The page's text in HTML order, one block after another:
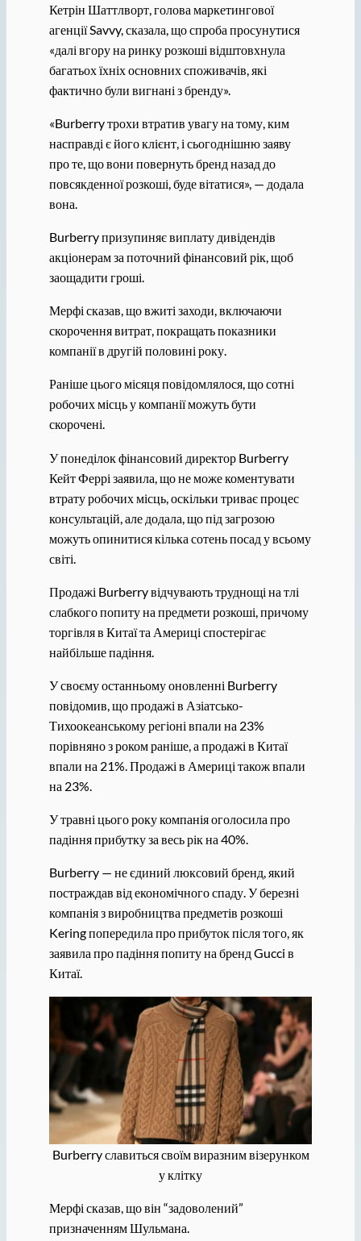
Кетрін Шаттлворт, голова маркетингової
агенції Savvy, сказала, що спроба просунутися
«далі вгору на ринку розкоші відштовхнула
багатьох їхніх основних споживачів, які
фактично були вигнані з бренду».
«Burberry трохи втратив увагу на тому, ким
насправді є його клієнт, і сьогоднішню заяву
про те, що вони повернуть бренд назад до
повсякденної розкоші, буде вітатися», — додала
вона.
Burberry призупиняє виплату дивідендів
акціонерам за поточний фінансовий рік, щоб
заощадити гроші.
Мерфі сказав, що вжиті заходи, включаючи
скорочення витрат, покращать показники
компанії в другій половині року.
Раніше цього місяця повідомлялося, що сотні
робочих місць у компанії можуть бути
скорочені.
У понеділок фінансовий директор Burberry
Кейт Феррі заявила, що не може коментувати
втрату робочих місць, оскільки триває процес
консультацій, але додала, що під загрозою
можуть опинитися кілька сотень посад у всьому
світі.
Продажі Burberry відчувають труднощі на тлі
слабкого попиту на предмети розкоші, причому
торгівля в Китаї та Америці спостерігає
найбільше падіння.
У своєму останньому оновленні Burberry
повідомив, що продажі в Азіатсько-
Тихоокеанському регіоні впали на 23%
порівняно з роком раніше, а продажі в Китаї
впали на 21%. Продажі в Америці також впали
на 23%.
У травні цього року компанія оголосила про
падіння прибутку за весь рік на 40%.
Burberry — не єдиний люксовий бренд, який
постраждав від економічного спаду. У березні
компанія з виробництва предметів розкоші
Kering попередила про прибуток після того, як
заявила про падіння попиту на бренд Gucci в
Китаї.
Burberry славиться своїм виразним візерунком
у клітку
Мерфі сказав, що він “задоволений”
призначенням Шульмана.